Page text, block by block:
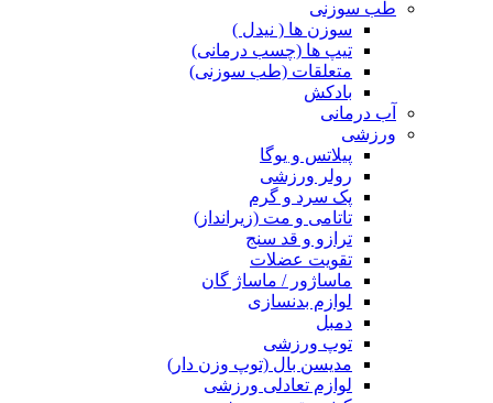
طب سوزنی
سوزن ها ( نیدل )
تیپ ها (چسب درمانی)
متعلقات (طب سوزنی)
بادکش
آب درمانی
ورزشی
پیلاتس و یوگا
رولر ورزشی
پک سرد و گرم
تاتامی و مت (زیرانداز)
ترازو و قد سنج
تقویت عضلات
ماساژور / ماساژ گان
لوازم بدنسازی
دمبل
توپ ورزشی
مدیسن بال (توپ وزن دار)
لوازم تعادلی ورزشی